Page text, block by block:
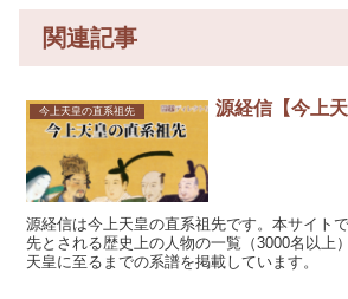
関連記事
今上天皇の直系祖先 源経信【今上
源経信は今上天皇の直系祖先です。本サイト
先とされる歴史上の人物の一覧（3000名以上
天皇に至るまでの系譜を掲載しています。